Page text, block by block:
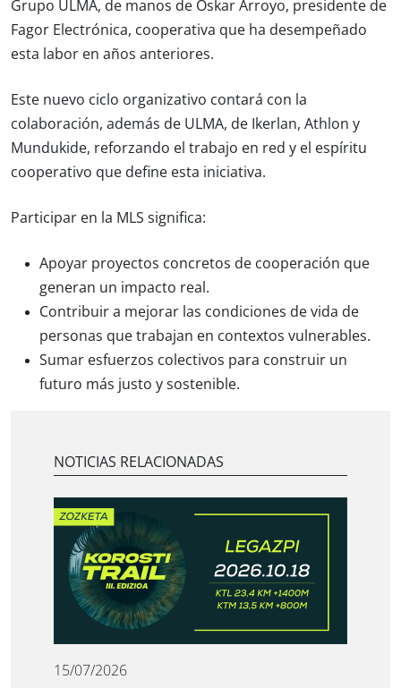
Grupo ULMA, de manos de Oskar Arroyo, presidente de
Fagor Electrónica, cooperativa que ha desempeñado
esta labor en años anteriores.
Este nuevo ciclo organizativo contará con la
colaboración, además de ULMA, de Ikerlan, Athlon y
Mundukide, reforzando el trabajo en red y el espíritu
cooperativo que define esta iniciativa.
Participar en la MLS significa:
Apoyar proyectos concretos de cooperación que
generan un impacto real.
Contribuir a mejorar las condiciones de vida de
personas que trabajan en contextos vulnerables.
Sumar esfuerzos colectivos para construir un
futuro más justo y sostenible.
NOTICIAS RELACIONADAS
15/07/2026